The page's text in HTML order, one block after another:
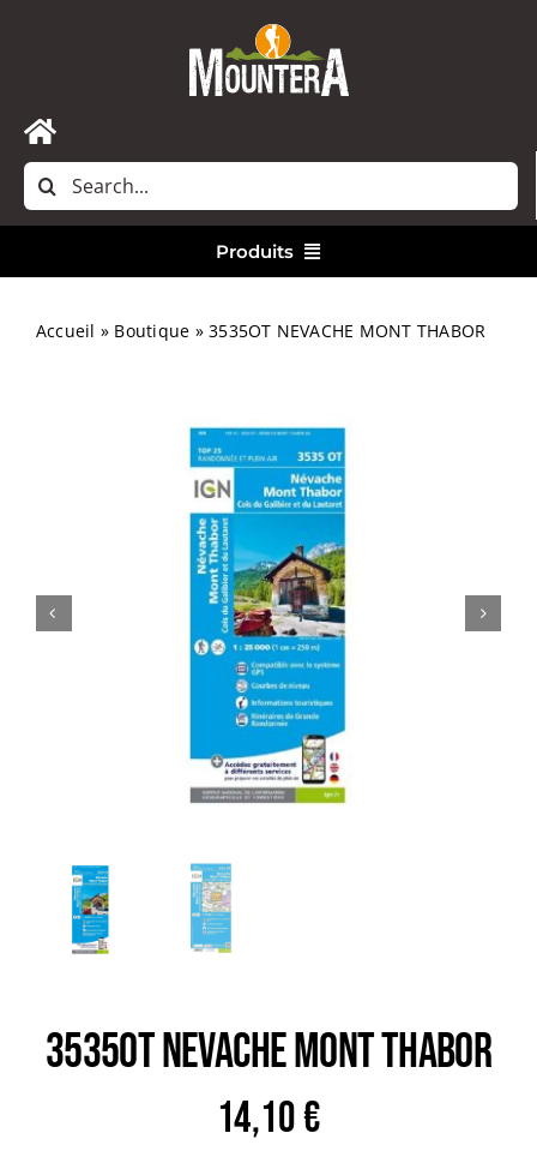
Toggle
Navigation
Accueil
Rechercher:
Produits
Bivouac
Trail
Escalade / Alpinisme
Bons Plans
Accueil » Boutique »3535OT NEVACHE MONT THABOR
3535OT NEVACHE MONT THABOR
14,10€